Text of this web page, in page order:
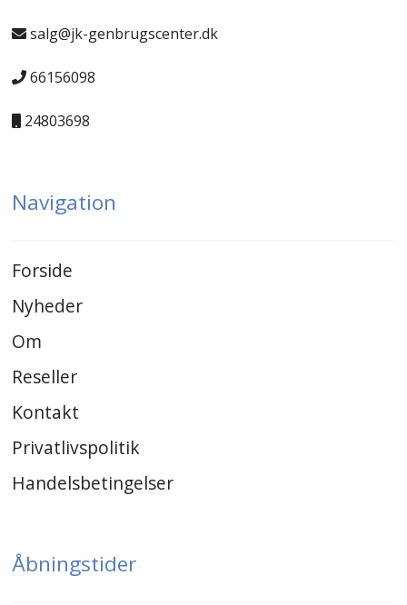
salg@jk-genbrugscenter.dk
66156098
24803698
Navigation
Forside
Nyheder
Om
Reseller
Kontakt
Privatlivspolitik
Handelsbetingelser
Åbningstider